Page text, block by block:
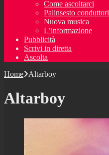
Come ascoltarci
Palinsesto conduttori
Nuova musica
L’informazione
Pubblicità
Scrivi in diretta
Ascolta
Home
Altarboy
Altarboy